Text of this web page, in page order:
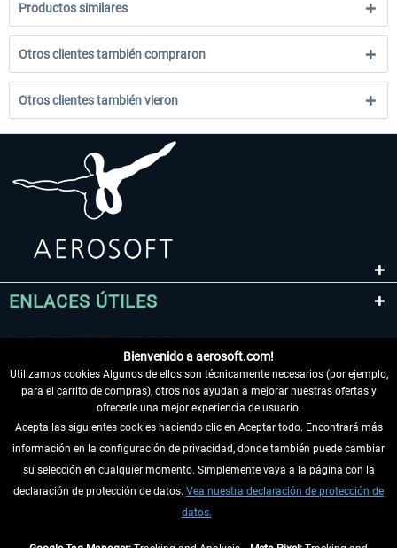
Productos similares
Otros clientes también compraron
Otros clientes también vieron
ENLACES ÚTILES
DESISTIR DEL CONTRATO
INFORMACIÓN
Bienvenido a aerosoft.com!
Utilizamos cookies Algunos de ellos son técnicamente necesarios (por ejemplo,
para el carrito de compras), otros nos ayudan a mejorar nuestras ofertas y
ofrecerle una mejor experiencia de usuario.
Acepta las siguientes cookies haciendo clic en Aceptar todo. Encontrará más
información en la configuración de privacidad, donde también puede cambiar
su selección en cualquier momento. Simplemente vaya a la página con la
declaración de protección de datos. Vea nuestra declaración de protección de
datos.